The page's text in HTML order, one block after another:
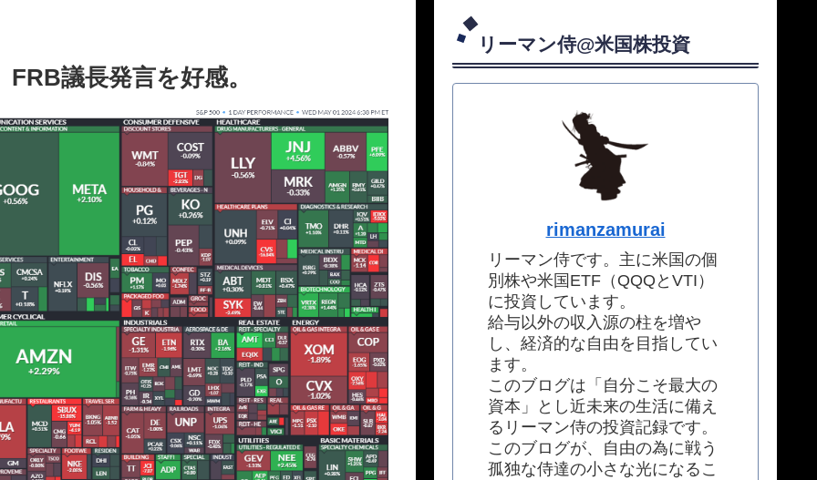
議長発言を好感。
リーマン侍@米国株投資
rimanzamurai
リーマン侍です。主に米国の個
別株や米国ETF（QQQとVTI）
に投資しています。
給与以外の収入源の柱を増や
し、経済的な自由を目指してい
ます。
このブログは「自分こそ最大の
資本」とし近未来の生活に備え
るリーマン侍の投資記録です。
このブログが、自由の為に戦う
孤独な侍達の小さな光になるこ